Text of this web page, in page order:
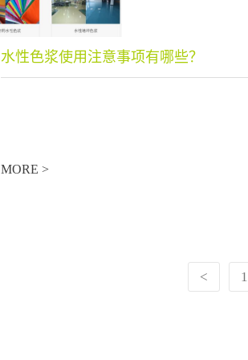
水性色浆使用注意事项有哪些？
MORE >
< 1